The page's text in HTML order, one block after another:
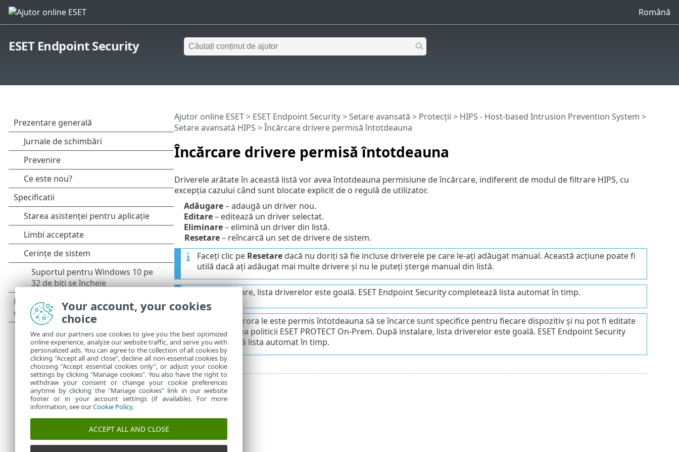
Română
ESET Endpoint Security
Încărcare drivere permisă întotdeauna
Ajutor online ESET> ESET Endpoint Security>Setare avansată > Protecții > HIPS - Host-based Intrusion Prevention System >
Setare avansată HIPS > Încărcare drivere permisă întotdeauna
Driverele arătate în această listă vor avea întotdeauna permisiune de încărcare, indiferent de modul de filtrare HIPS, cu
excepția cazului când sunt blocate explicit de o regulă de utilizator.
Adăugare– adaugă un driver nou.
Editare– editează un driver selectat.
Eliminare– elimină un driver din listă.
Resetare– reîncarcă un set de drivere de sistem.
Faceți clic pe Resetaredacă nu doriți să fie incluse driverele pe care le-ați adăugat manual. Această acțiune poate fi
utilă dacă ați adăugat mai multe drivere și nu le puteți șterge manual din listă.
După instalare, lista driverelor este goală. ESET Endpoint Security completează lista automat în timp.
Driverele cărora le este permis întotdeauna să se încarce sunt specifice pentru fiecare dispozitiv și nu pot fi editate
prin folosirea politicii ESET PROTECT On-Prem. După instalare, lista driverelor este goală. ESET Endpoint Security
completează lista automat în timp.
Your account, your cookies
choice
We and our partners use cookies to give you the best optimized
online experience, analyze our website traffic, and serve you with
personalized ads. You can agree to the collection of all cookies by
clicking "Accept all and close", decline all non-essential cookies by
choosing "Accept essential cookies only", or adjust your cookie
settings by clicking "Manage cookies". You also have the right to
withdraw your consent or change your cookie preferences
anytime by clicking the "Manage cookies" link in our website
footer or in your account settings (if available). For more
information, see ourCookie Policy.
ACCEPT ALL AND CLOSE